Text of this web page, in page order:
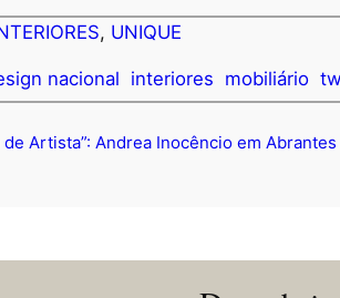
, UNIQUE
nacional interiores mobiliário
de Artista”: Andrea Inocêncio em Abrantes